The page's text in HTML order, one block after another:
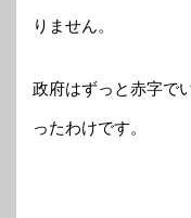
りません。
政府はずっと赤字で
ったわけです。